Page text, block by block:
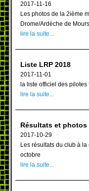
2017-11-16
Les photos de la 2ième
Drome/Ardèche de Mours
lire la suite...
Liste LRP 2018
2017-11-01
la liste officiel des
lire la suite...
Résultats et photos
2017-10-29
Les résultats du club à
octobre
lire la suite...